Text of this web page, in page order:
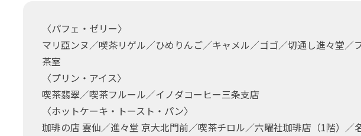
〈パフェ・ゼリー〉
マリ亞ンヌ／喫茶リゲル／ひめりんご／キャメル／ゴゴ／切通し進々堂／
茶室
〈プリン・アイス〉
喫茶翡翠／喫茶フルール／イノダコーヒー三条支店
〈ホットケーキ・トースト・パン〉
珈琲の店 雲仙／進々堂 京大北門前／喫茶チロル／六曜社珈琲店（1階）／